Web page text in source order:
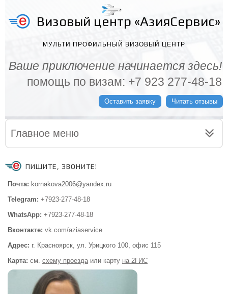
Визовый центр «АзияСервис»
МУЛЬТИ ПРОФИЛЬНЫЙ ВИЗОВЫЙ ЦЕНТР
Ваше приключение начинается здесь!
помощь по визам: +7 923 277-48-18
Оставить заявку Читать отзывы
Главное меню
ПИШИТЕ, ЗВОНИТЕ!
Почта: kornakova2006@yandex.ru
Telegram: +7923-277-48-18
WhatsApp: +7923-277-48-18
Вконтакте: vk.com/aziaservice
Адрес: г. Красноярск, ул. Урицкого 100, офис 115
Карта: см. схему проездаили карту на 2ГИС